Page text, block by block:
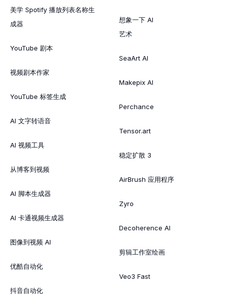
美学 Spotify 播放列表名称生
成器
YouTube 剧本
视频剧本作家
YouTube 标签生成
AI 文字转语音
AI 视频工具
从博客到视频
AI 脚本生成器
AI 卡通视频生成器
图像到视频 AI
优酷自动化
抖音自动化
想象一下 AI
艺术
SeaArt AI
Makepix AI
Perchance
Tensor.art
稳定扩散 3
AirBrush 应用程序
Zyro
Decoherence AI
剪辑工作室绘画
Veo3 Fast